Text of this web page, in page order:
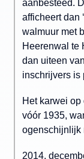
aanbesteed.
afficheert dan
walmuur met
Heerenwal te
dan uiteen
inschrijvers is
Het karwei
vóór 1935,
ogenschijnlijk
2014,